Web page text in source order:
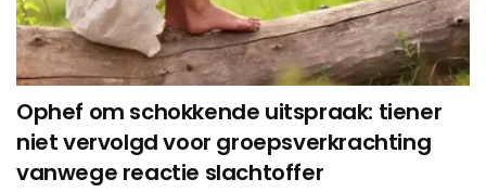
Ophef om schokkende uitspraak: tiener
niet vervolgd voor groepsverkrachting
vanwege reactie slachtoffer